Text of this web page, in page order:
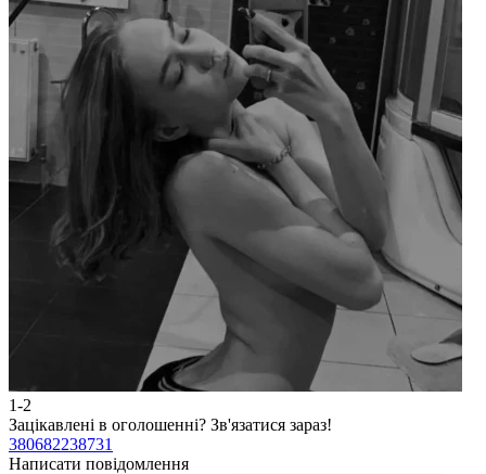
1-2
Зацікавлені в оголошенні? Зв'язатися зараз!
380682238731
Написати повідомлення